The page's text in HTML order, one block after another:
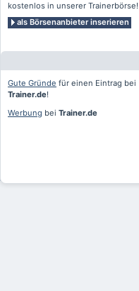
kostenlos in unserer Trainerbörse!
als Börsenanbieter inserieren
Gute Gründe für einen Eintrag bei
Trainer.de!
Werbung bei Trainer.de